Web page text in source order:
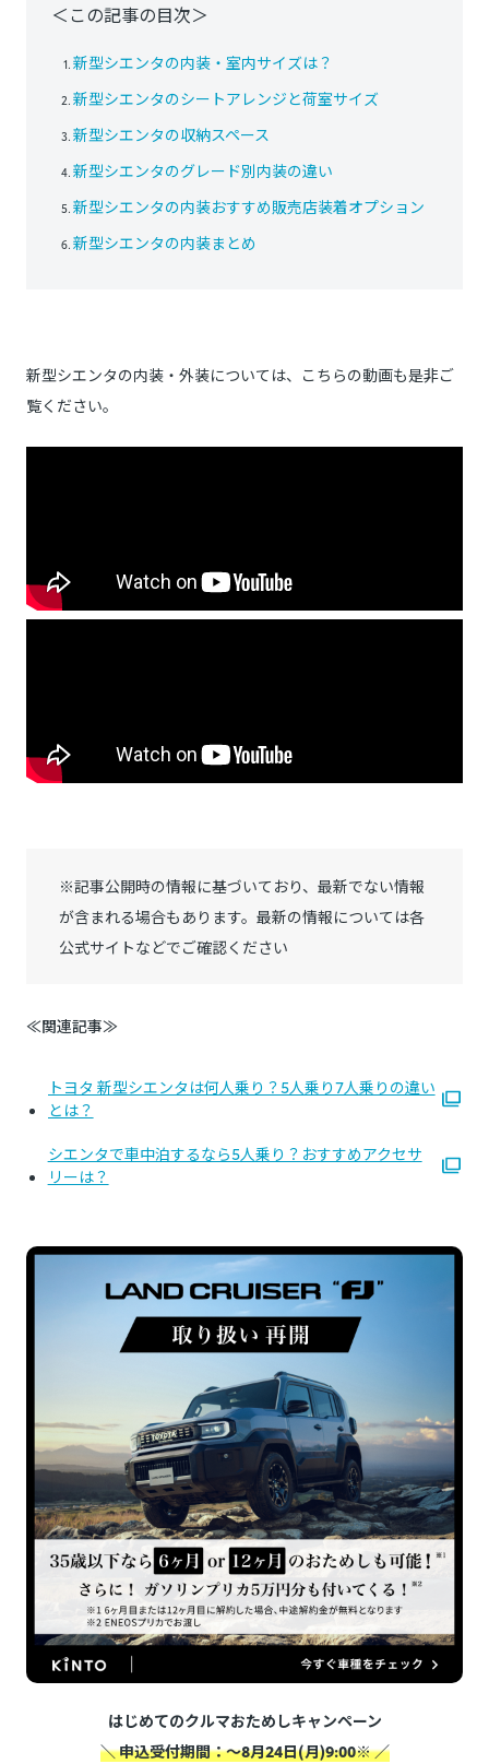
＜この記事の目次＞
新型シエンタの内装・室内サイズは？
新型シエンタのシートアレンジと荷室サイズ
新型シエンタの収納スペース
新型シエンタのグレード別内装の違い
新型シエンタの内装おすすめ販売店装着オプション
新型シエンタの内装まとめ
新型シエンタの内装・外装については、こちらの動画も是非ご
覧ください。
※記事公開時の情報に基づいており、最新でない情報
が含まれる場合もあります。最新の情報については各
公式サイトなどでご確認ください
≪関連記事≫
トヨタ 新型シエンタは何人乗り？5人乗り7人乗りの違い
とは？
シエンタで車中泊するなら5人乗り？おすすめアクセサ
リーは？
はじめてのクルマおためしキャンペーン
＼ 申込受付期間：～8月24日(月)9:00※ ／